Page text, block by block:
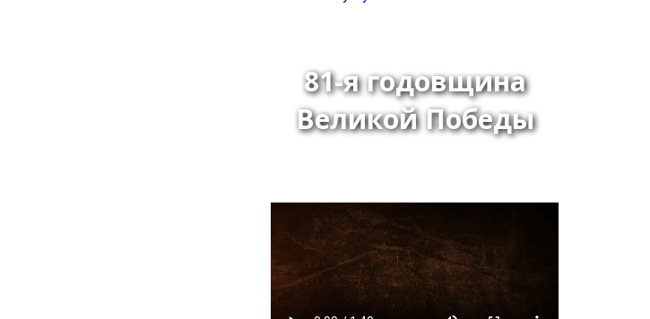
81-я годовщина
Великой Победы